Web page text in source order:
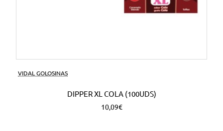
VIDAL GOLOSINAS
DIPPER XL COLA (100UDS)
10,09€